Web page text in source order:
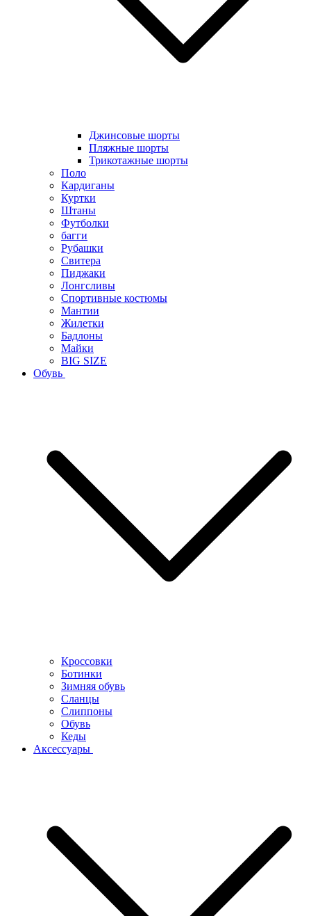
Джинсовые шорты
Пляжные шорты
Трикотажные шорты
Поло
Кардиганы
Куртки
Штаны
Футболки
багги
Рубашки
Свитера
Пиджаки
Лонгсливы
Спортивные костюмы
Мантии
Жилетки
Бадлоны
Майки
BIG SIZE
Обувь
Кроссовки
Ботинки
Зимняя обувь
Сланцы
Слиппоны
Обувь
Кеды
Аксессуары